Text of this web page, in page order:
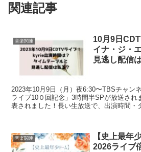
関連記事
音楽関連
10月9日
イナ・ジ・
見逃し配信
2023年10月9日（月）夜6:30〜TBSチャン
ライブ10０回記念」3時間半SPが放送され
表されました！長い生放送で、出演時間・
音楽関連
【史上最年
2026ライブ